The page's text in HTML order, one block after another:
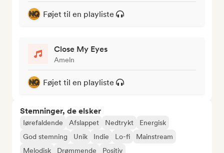
Føjet til en playliste
Close My Eyes
Ameln
Føjet til en playliste
Stemninger, de elsker
Iørefaldende Afslappet Nedtrykt
Energisk
God stemning
Unik Indie Lo-fi
Mainstream
Melodisk
Drømmende Positiv